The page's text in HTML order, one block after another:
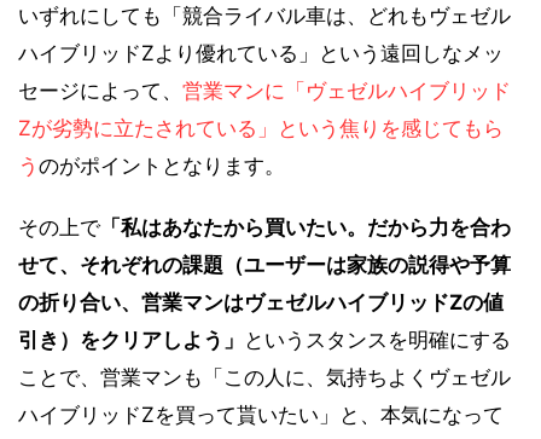
いずれにしても「競合ライバル車は、どれもヴェゼル
ハイブリッドZより優れている」という遠回しなメッ
セージによって、 営業マンに「ヴェゼルハイブリッド
Zが劣勢に立たされている」という焦りを感じてもら
う のがポイントとなります。
その上で「私はあなたから買いたい。だから力を合わ
せて、それぞれの課題（ユーザーは家族の説得や予算
の折り合い、営業マンはヴェゼルハイブリッドZの値
引き）をクリアしよう」 というスタンスを明確にする
ことで、営業マンも「この人に、気持ちよくヴェゼル
ハイブリッドZを買って貰いたい」と、本気になって